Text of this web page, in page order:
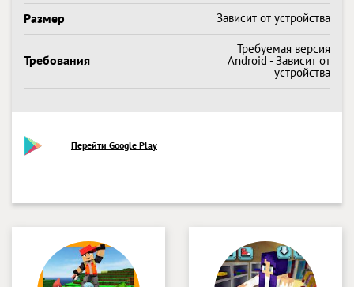
Размер Зависит от устройства
Требования
Требуемая версия
Android - Зависит от
устройства
Перейти Google Play